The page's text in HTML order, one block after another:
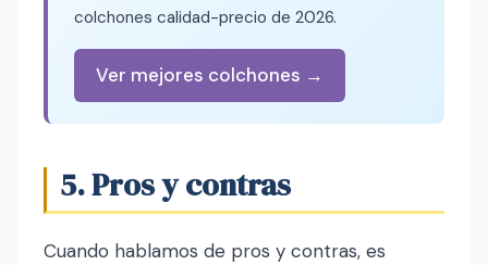
colchones calidad-precio de 2026.
Ver mejores colchones →
5. Pros y contras
Cuando hablamos de pros y contras, es